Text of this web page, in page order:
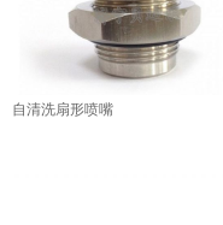
自清洗扇形喷嘴